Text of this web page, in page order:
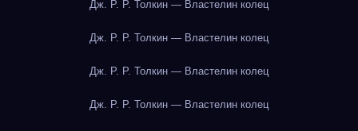
Дж. Р. Р. Толкин — Властелин колец
Дж. Р. Р. Толкин — Властелин колец
Дж. Р. Р. Толкин — Властелин колец
Дж. Р. Р. Толкин — Властелин колец